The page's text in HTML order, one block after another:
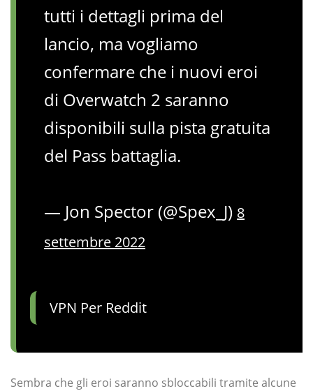
tutti i dettagli prima del
lancio, ma vogliamo
confermare che i nuovi eroi
di Overwatch 2 saranno
disponibili sulla pista gratuita
del Pass battaglia.
— Jon Spector (@Spex_J) 8
settembre 2022
VPN Per Reddit
Sembra che gli eroi saranno sbloccabili tramite alcune